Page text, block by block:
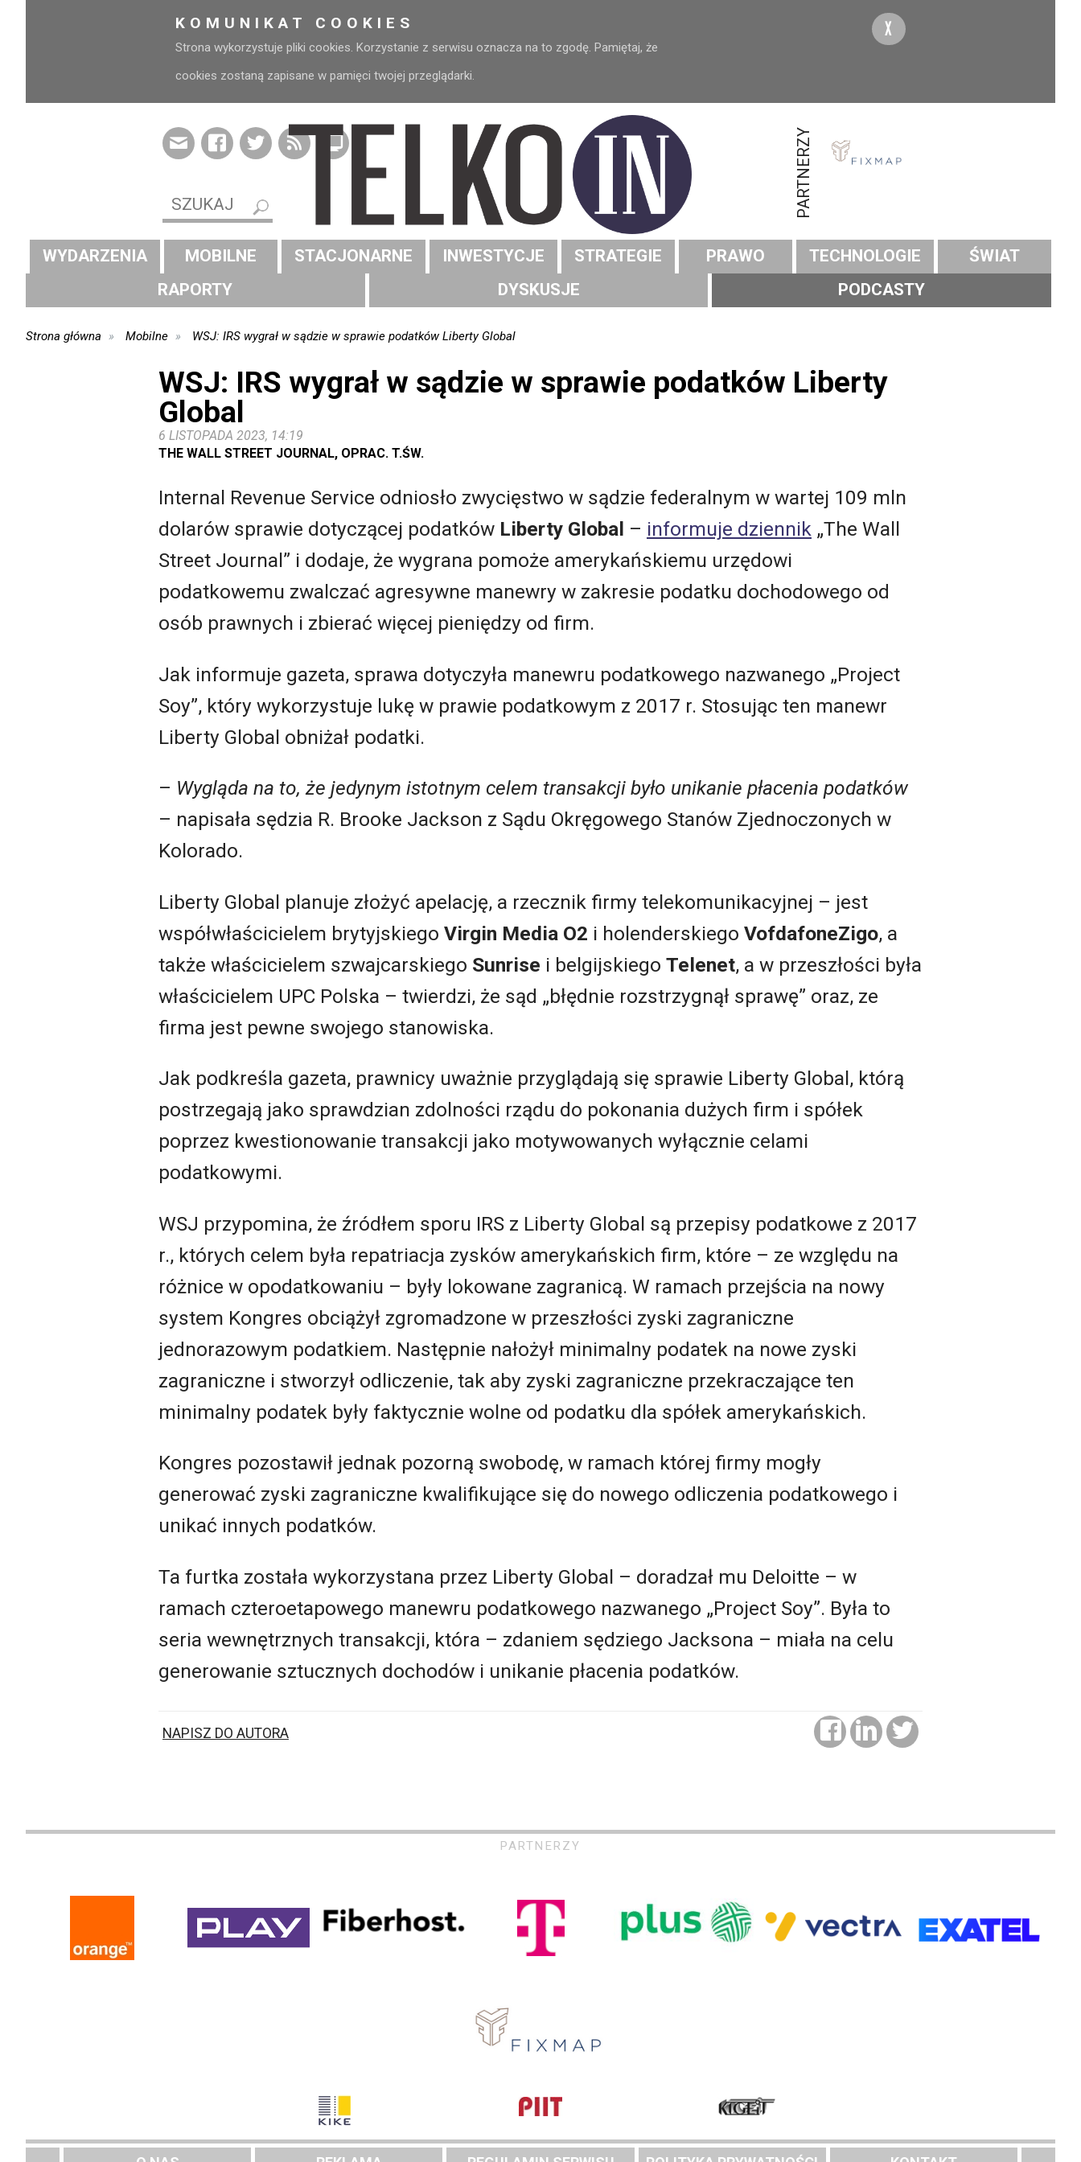
KOMUNIKAT COOKIES
Strona wykorzystuje pliki cookies. Korzystanie z serwisu oznacza na to zgodę. Pamiętaj, że
cookies zostaną zapisane w pamięci twojej przeglądarki.
X
PARTNERZY
WYDARZENIA MOBILNE STACJONARNE INWESTYCJE STRATEGIE PRAWO TECHNOLOGIE
ŚWIAT
RAPORTY
DYSKUSJE PODCASTY
Strona główna Mobilne WSJ: IRS wygrał w sądzie w sprawie podatków Liberty Global
WSJ: IRS wygrał w sądzie w sprawie podatków Liberty
Global
6 LISTOPADA 2023, 14:19
THE WALL STREET JOURNAL, OPRAC. T.ŚW.
Internal Revenue Service odniosło zwycięstwo w sądzie federalnym w wartej 109 mln
dolarów sprawie dotyczącej podatków Liberty Global – informuje dziennik „The Wall
Street Journal” i dodaje, że wygrana pomoże amerykańskiemu urzędowi
podatkowemu zwalczać agresywne manewry w zakresie podatku dochodowego od
osób prawnych i zbierać więcej pieniędzy od firm.
Jak informuje gazeta, sprawa dotyczyła manewru podatkowego nazwanego „Project
Soy”, który wykorzystuje lukę w prawie podatkowym z 2017 r. Stosując ten manewr
Liberty Global obniżał podatki.
– Wygląda na to, że jedynym istotnym celem transakcji było unikanie płacenia podatków
– napisała sędzia R. Brooke Jackson z Sądu Okręgowego Stanów Zjednoczonych w
Kolorado.
Liberty Global planuje złożyć apelację, a rzecznik firmy telekomunikacyjnej – jest
współwłaścicielem brytyjskiego Virgin Media O2 i holenderskiego VofdafoneZigo, a
także właścicielem szwajcarskiego Sunrise i belgijskiego Telenet, a w przeszłości była
właścicielem UPC Polska – twierdzi, że sąd „błędnie rozstrzygnął sprawę” oraz, ze
firma jest pewne swojego stanowiska.
Jak podkreśla gazeta, prawnicy uważnie przyglądają się sprawie Liberty Global, którą
postrzegają jako sprawdzian zdolności rządu do pokonania dużych firm i spółek
poprzez kwestionowanie transakcji jako motywowanych wyłącznie celami
podatkowymi.
WSJ przypomina, że źródłem sporu IRS z Liberty Global są przepisy podatkowe z 2017
r., których celem była repatriacja zysków amerykańskich firm, które – ze względu na
różnice w opodatkowaniu – były lokowane zagranicą. W ramach przejścia na nowy
system Kongres obciążył zgromadzone w przeszłości zyski zagraniczne
jednorazowym podatkiem. Następnie nałożył minimalny podatek na nowe zyski
zagraniczne i stworzył odliczenie, tak aby zyski zagraniczne przekraczające ten
minimalny podatek były faktycznie wolne od podatku dla spółek amerykańskich.
Kongres pozostawił jednak pozorną swobodę, w ramach której firmy mogły
generować zyski zagraniczne kwalifikujące się do nowego odliczenia podatkowego i
unikać innych podatków.
Ta furtka została wykorzystana przez Liberty Global – doradzał mu Deloitte – w
ramach czteroetapowego manewru podatkowego nazwanego „Project Soy”. Była to
seria wewnętrznych transakcji, która – zdaniem sędziego Jacksona – miała na celu
generowanie sztucznych dochodów i unikanie płacenia podatków.
NAPISZ DO AUTORA
PARTNERZY